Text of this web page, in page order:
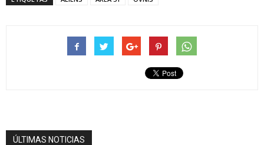
ÚLTIMAS NOTICIAS